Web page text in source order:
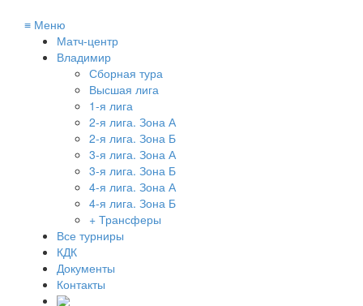
≡ Меню
Матч-центр
Владимир
Сборная тура
Высшая лига
1-я лига
2-я лига. Зона А
2-я лига. Зона Б
3-я лига. Зона А
3-я лига. Зона Б
4-я лига. Зона А
4-я лига. Зона Б
+ Трансферы
Все турниры
КДК
Документы
Контакты